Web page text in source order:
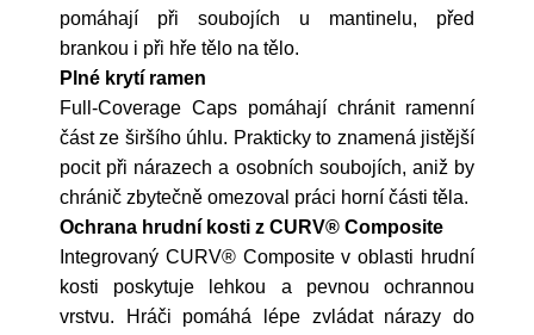
pomáhají při soubojích u mantinelu, před
brankou i při hře tělo na tělo.
Plné krytí ramen
Full-Coverage Caps pomáhají chránit ramenní
část ze širšího úhlu. Prakticky to znamená jistější
pocit při nárazech a osobních soubojích, aniž by
chránič zbytečně omezoval práci horní části těla.
Ochrana hrudní kosti z CURV® Composite
Integrovaný CURV® Composite v oblasti hrudní
kosti poskytuje lehkou a pevnou ochrannou
vrstvu. Hráči pomáhá lépe zvládat nárazy do